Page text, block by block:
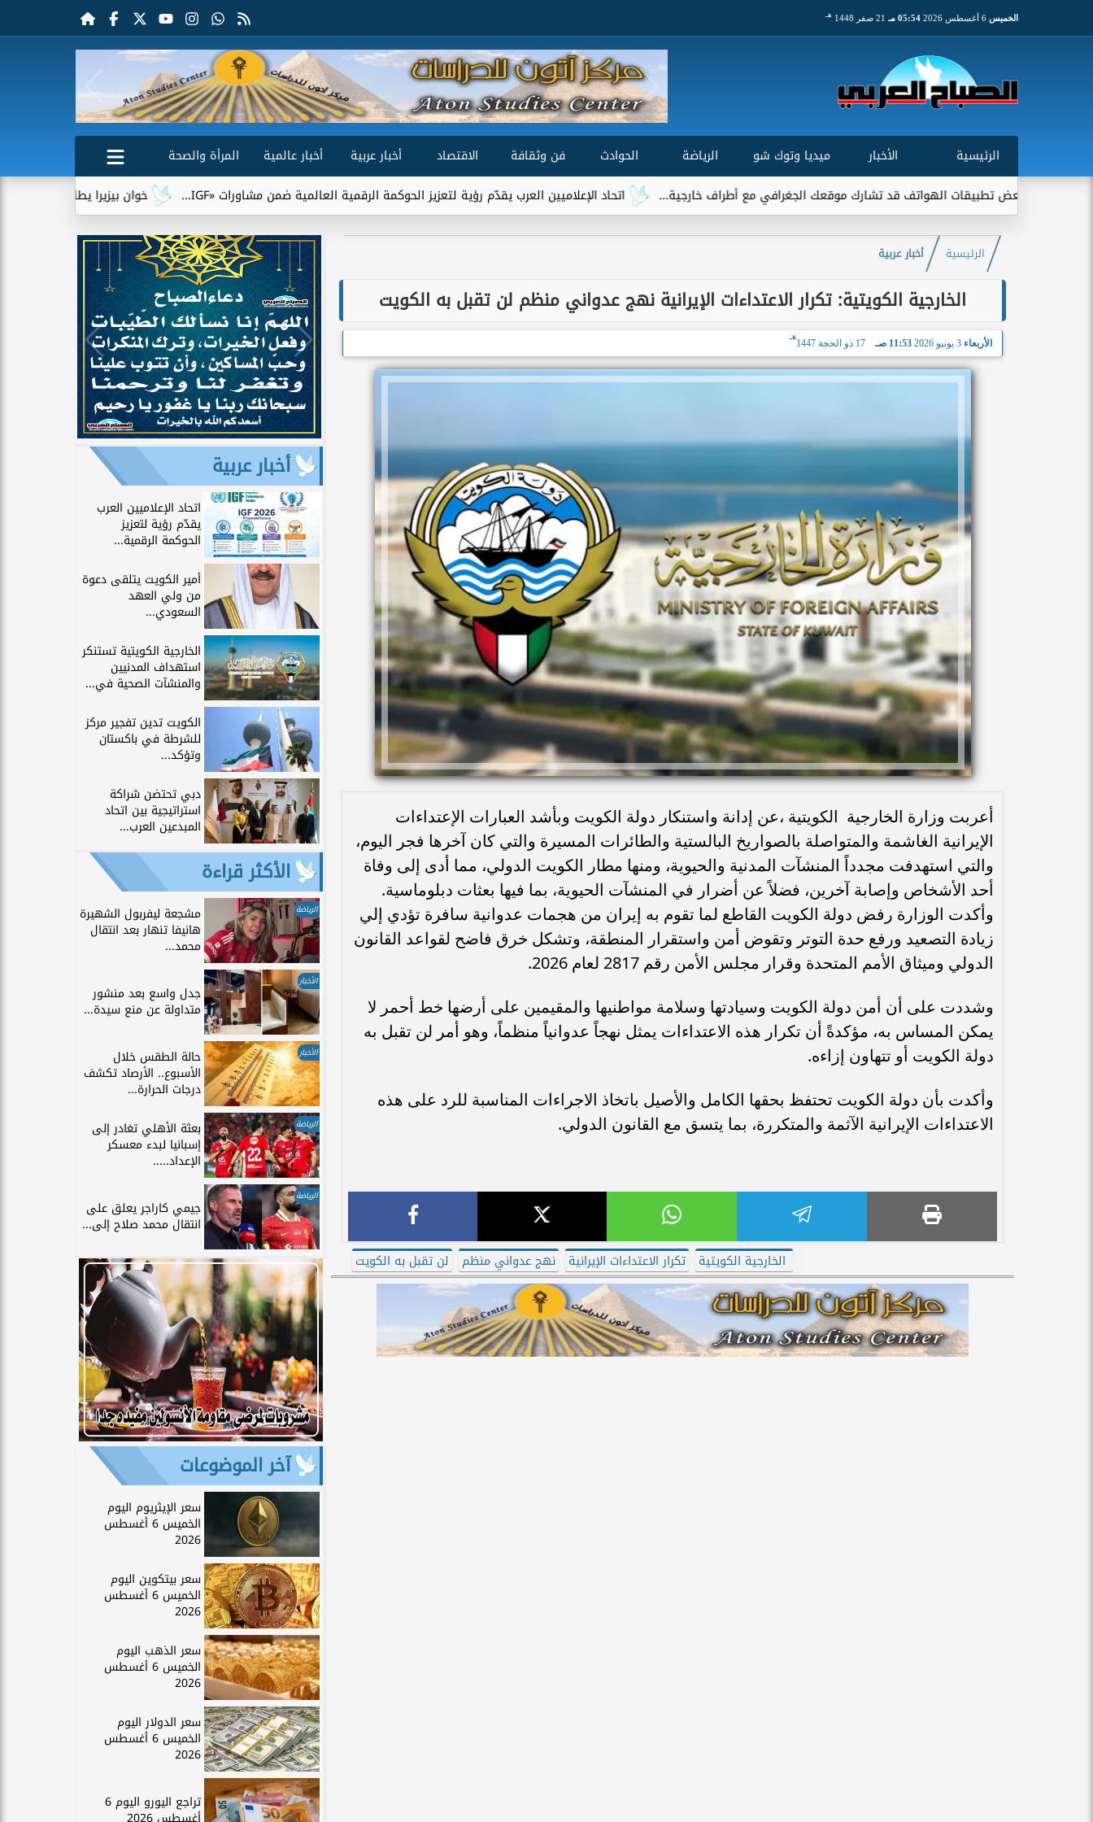
الخميس 05:54 مـ 21 صفر 1448 هـ
الرئيسية الأخبار ميديا وتوك شو الرياضة الحوادث فن وثقافة الاقتصاد أخبار عربية أخبار عالمية
المرأة والصحة
خوان بيزيرا يطلب الرحيل عن
اتحاد الإعلاميين العرب يقدّم رؤية لتعزيز الحوكمة الرقمية العالمية ضمن مشاورات «IGF... بعض تطبيقات الهواتف قد تشارك موقعك الجغرافي مع أطراف خارجية...
الرئيسية أخبار عربية
الخارجية الكويتية: تكرار الاعتداءات الإيرانية نهج عدواني منظم لن تقبل به الكويت
الأربعاء 3 يونيو 2026 11:53 صـ 17 ذو الحجة 1447
هـ
أعربت وزارة الخارجية الكويتية ،عن إدانة واستنكار دولة الكويت وبأشد العبارات الإعتداءات
الإيرانية الغاشمة والمتواصلة بالصواريخ البالستية والطائرات المسيرة والتي كان آخرها فجر اليوم،
والتي استهدفت مجدداً المنشآت المدنية والحيوية، ومنها مطار الكويت الدولي، مما أدى إلى وفاة
أحد الأشخاص وإصابة آخرين، فضلاً عن أضرار في المنشآت الحيوية، بما فيها بعثات دبلوماسية.
وأكدت الوزارة رفض دولة الكويت القاطع لما تقوم به إيران من هجمات عدوانية سافرة تؤدي إلي
زيادة التصعيد ورفع حدة التوتر وتقوض أمن واستقرار المنطقة، وتشكل خرق فاضح لقواعد القانون
الدولي وميثاق الأمم المتحدة وقرار مجلس الأمن رقم 2817 لعام 2026.
وشددت على أن أمن دولة الكويت وسيادتها وسلامة مواطنيها والمقيمين على أرضها خط أحمر لا
يمكن المساس به، مؤكدةً أن تكرار هذه الاعتداءات يمثل نهجاً عدوانياً منظماً، وهو أمر لن تقبل به
دولة الكويت أو تتهاون إزاءه.
وأكدت بأن دولة الكويت تحتفظ بحقها الكامل والأصيل باتخاذ الاجراءات المناسبة للرد على هذه
الاعتداءات الإيرانية الآثمة والمتكررة، بما يتسق مع القانون الدولي.
الخارجية الكويتية تكرار الاعتداءات الإيرانية نهج عدواني منظم لن تقبل به الكويت
أخبار عربية
اتحاد الإعلاميين العرب
يقدّم رؤية لتعزيز
الحوكمة الرقمية...
أمير الكويت يتلقى دعوة
من ولي العهد
السعودي...
الخارجية الكويتية تستنكر
استهداف المدنيين
والمنشآت الصحية في...
الكويت تدين تفجير مركز
للشرطة في باكستان
وتؤكد...
دبي تحتضن شراكة
استراتيجية بين اتحاد
المبدعين العرب...
الأكثر قراءة
الرياضة مشجعة ليفربول الشهيرة
هانيفا تنهار بعد انتقال
محمد...
الأخبار
جدل واسع بعد منشور
متداولة عن منع سيدة...
الأخبار حالة الطقس خلال
الأسبوع.. الأرصاد تكشف
درجات الحرارة...
الرياضة بعثة الأهلي تغادر إلى
إسبانيا لبدء معسكر
الإعداد.....
الرياضة
جيمي كاراجر يعلق على
انتقال محمد صلاح إلى...
آخر الموضوعات
سعر الإيثريوم اليوم
الخميس 6 أغسطس
2026
سعر بيتكوين اليوم
الخميس 6 أغسطس
2026
سعر الذهب اليوم
الخميس 6 أغسطس
2026
سعر الدولار اليوم
الخميس 6 أغسطس
2026
تراجع اليورو اليوم 6